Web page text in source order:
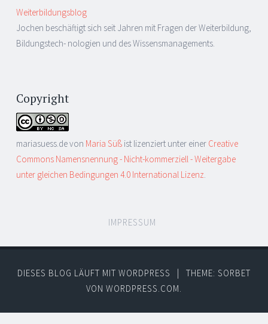
Weiterbildungsblog
Jochen beschäftigt sich seit Jahren mit Fragen der Weiterbildung,
Bildungstech- nologien und des Wissensmanagements.
Copyright
mariasuess.devon Maria Süß ist lizenziert unter einer Creative
Commons Namensnennung - Nicht-kommerziell - Weitergabe
unter gleichen Bedingungen 4.0 International Lizenz.
IMPRESSUM
DIESES BLOG LÄUFT MIT WORDPRESS
THEME: SORBET
VON WORDPRESS.COM.